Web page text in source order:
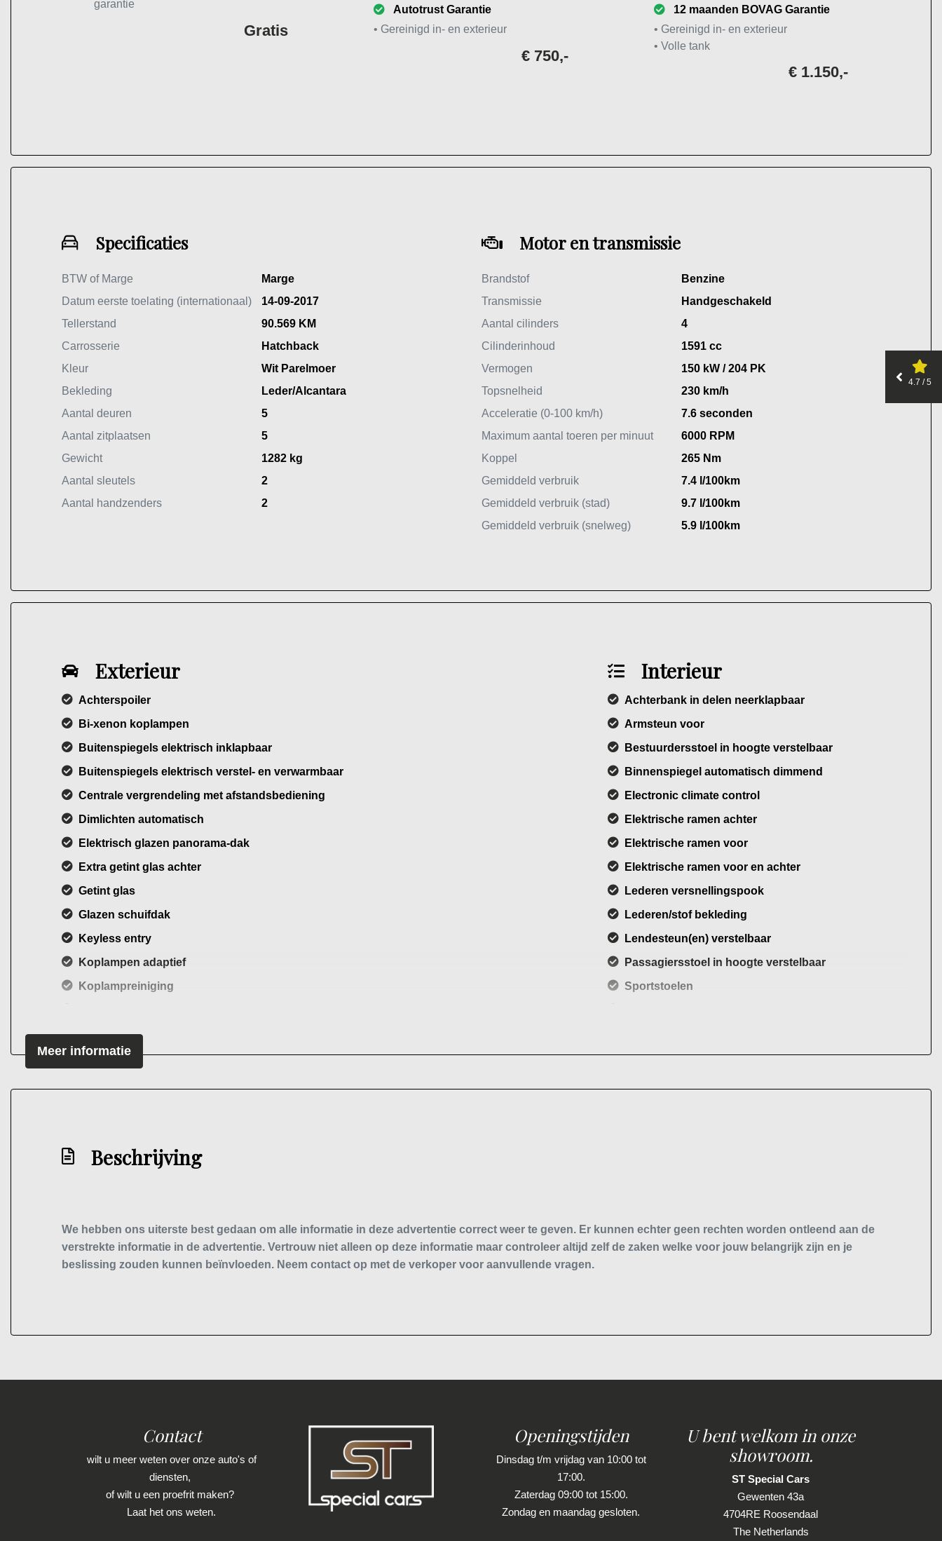
garantie
Gratis
Autotrust Garantie
• Gereinigd in- en exterieur
€ 750,-
12 maanden BOVAG Garantie
• Gereinigd in- en exterieur
• Volle tank
€ 1.150,-
Specificaties
BTW of Marge
Marge
Datum eerste toelating (internationaal)
14-09-2017
Tellerstand
90.569 KM
Carrosserie
Hatchback
Kleur
Wit Parelmoer
Bekleding
Leder/Alcantara
Aantal deuren
5
Aantal zitplaatsen
5
Gewicht
1282 kg
Aantal sleutels
2
Aantal handzenders
2
Motor en transmissie
Brandstof
Benzine
Transmissie
Handgeschakeld
Aantal cilinders
4
Cilinderinhoud
1591 cc
Vermogen
150 kW / 204 PK
Topsnelheid
230 km/h
Acceleratie (0-100 km/h)
7.6 seconden
Maximum aantal toeren per minuut
6000 RPM
Koppel
265 Nm
Gemiddeld verbruik
7.4 l/100km
Gemiddeld verbruik (stad)
9.7 l/100km
Gemiddeld verbruik (snelweg)
5.9 l/100km
Exterieur
Achterspoiler
Bi-xenon koplampen
Buitenspiegels elektrisch inklapbaar
Buitenspiegels elektrisch verstel- en verwarmbaar
Centrale vergrendeling met afstandsbediening
Dimlichten automatisch
Elektrisch glazen panorama-dak
Extra getint glas achter
Getint glas
Glazen schuifdak
Keyless entry
Koplampen adaptief
Koplampreiniging
Led dagrijverlichting
Lichtmetalen velgen 18"
Parkeersensor voor
Interieur
Achterbank in delen neerklapbaar
Armsteun voor
Bestuurdersstoel in hoogte verstelbaar
Binnenspiegel automatisch dimmend
Electronic climate control
Elektrische ramen achter
Elektrische ramen voor
Elektrische ramen voor en achter
Lederen versnellingspook
Lederen/stof bekleding
Lendesteun(en) verstelbaar
Passagiersstoel in hoogte verstelbaar
Sportstoelen
Stuur verwarmd
Brake assist system
Hoofd airbag(s) voor
Zij airbag(s) voor
Meer informatie
Beschrijving
We hebben ons uiterste best gedaan om alle informatie in deze advertentie correct weer te geven. Er kunnen echter geen rechten worden ontleend aan de
verstrekte informatie in de advertentie. Vertrouw niet alleen op deze informatie maar controleer altijd zelf de zaken welke voor jouw belangrijk zijn en je
beslissing zouden kunnen beïnvloeden. Neem contact op met de verkoper voor aanvullende vragen.
Contact
wilt u meer weten over onze auto's of
diensten,
of wilt u een proefrit maken?
Laat het ons weten.
Openingstijden
Dinsdag t/m vrijdag van 10:00 tot
17:00.
Zaterdag 09:00 tot 15:00.
Zondag en maandag gesloten.
U bent welkom in onze
showroom.
ST Special Cars
Gewenten 43a
4704RE Roosendaal
The Netherlands
4.7 / 5